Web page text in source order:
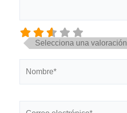
Selecciona una valoración